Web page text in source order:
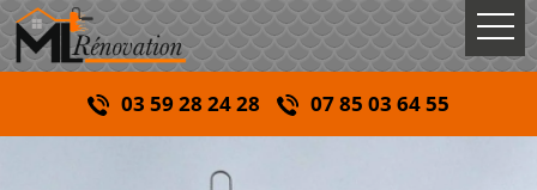
03 59 28 24 28 07 85 03 64 55